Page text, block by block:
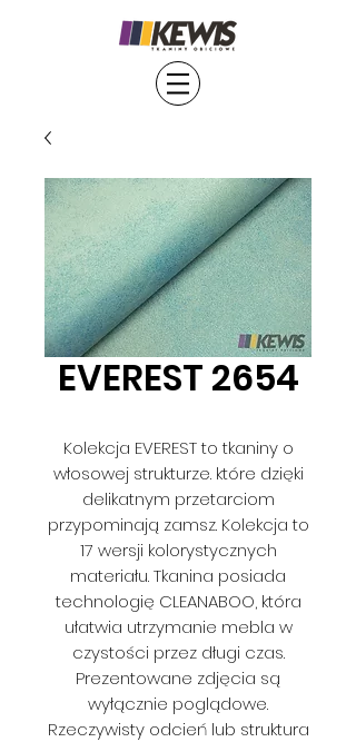
EVEREST 2654
Kolekcja EVEREST to tkaniny o
włosowej strukturze. które dzięki
delikatnym przetarciom
przypominają zamsz. Kolekcja to
17 wersji kolorystycznych
materiału. Tkanina posiada
technologię CLEANABOO, która
ułatwia utrzymanie mebla w
czystości przez długi czas.
Prezentowane zdjęcia są
wyłącznie poglądowe.
Rzeczywisty odcień lub struktura